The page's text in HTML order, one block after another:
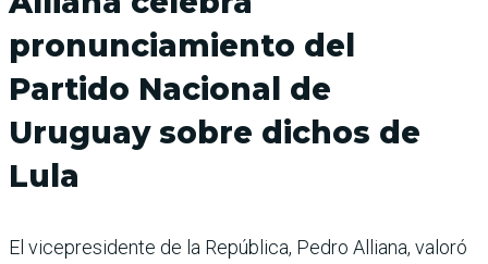
pronunciamiento del
Partido Nacional de
Uruguay sobre dichos de
Lula
El vicepresidente de la República, Pedro Alliana, valoró